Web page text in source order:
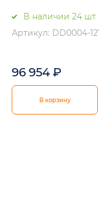
В наличии 24 шт.
Артикул: DD0004-
96 954₽
В корзину